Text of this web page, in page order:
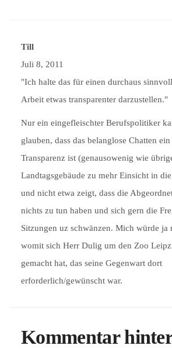
Till
Juli 8, 2011
"Ich halte das für einen durchaus
Arbeit etwas transparenter darzustellen."
Nur ein eingefleischter Berufspolitiker
glauben, dass das belanglose Chatten
Transparenz ist (genausowenig wie
Landtagsgebäude zu mehr Einsicht in
und nicht etwa zeigt, dass die
nichts zu tun haben und sich gern die
Sitzungen uz schwänzen. Mich würde ja
womit sich Herr Dulig um den Zoo
gemacht hat, das seine Gegenwart dort
erforderlich/gewünscht war.
Kommentar